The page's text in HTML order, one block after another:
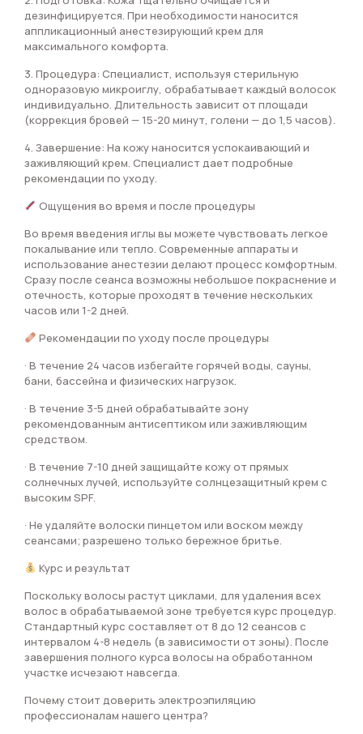
дезинфицируется. При необходимости наносится
аппликационный анестезирующий крем для
максимального комфорта.
3. Процедура: Специалист, используя стерильную
одноразовую микроиглу, обрабатывает каждый волосок
индивидуально. Длительность зависит от площади
(коррекция бровей — 15-20 минут, голени — до 1,5 часов).
4. Завершение: На кожу наносится успокаивающий и
заживляющий крем. Специалист дает подробные
рекомендации по уходу.
Ощущения во время и после процедуры
Во время введения иглы вы можете чувствовать легкое
покалывание или тепло. Современные аппараты и
использование анестезии делают процесс комфортным.
Сразу после сеанса возможны небольшое покраснение и
отечность, которые проходят в течение нескольких
часов или 1-2 дней.
Рекомендации по уходу после процедуры
· В течение 24 часов избегайте горячей воды, сауны,
бани, бассейна и физических нагрузок.
· В течение 3-5 дней обрабатывайте зону
рекомендованным антисептиком или заживляющим
средством.
· В течение 7-10 дней защищайте кожу от прямых
солнечных лучей, используйте солнцезащитный крем с
высоким SPF.
· Не удаляйте волоски пинцетом или воском между
сеансами; разрешено только бережное бритье.
Курс и результат
Поскольку волосы растут циклами, для удаления всех
волос в обрабатываемой зоне требуется курс процедур.
Стандартный курс составляет от 8 до 12 сеансов с
интервалом 4-8 недель (в зависимости от зоны). После
завершения полного курса волосы на обработанном
участке исчезают навсегда.
Почему стоит доверить электроэпиляцию
профессионалам нашего центра?